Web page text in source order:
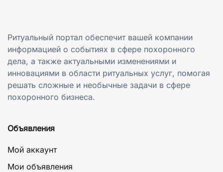
Ритуальный портал обеспечит вашей компании
информацией о событиях в сфере похоронного
дела, а также актуальными изменениями и
инновациями в области ритуальных услуг, помогая
решать сложные и необычные задачи в сфере
похоронного бизнеса.
Объявления
Мой аккаунт
Мои объявления